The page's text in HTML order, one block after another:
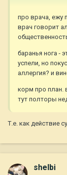
про врача, ежу
врач говорит
баранья нога -
успели, но
аллергия? и
корм про план.
тут полторы
Т.е. как действие
shelbi